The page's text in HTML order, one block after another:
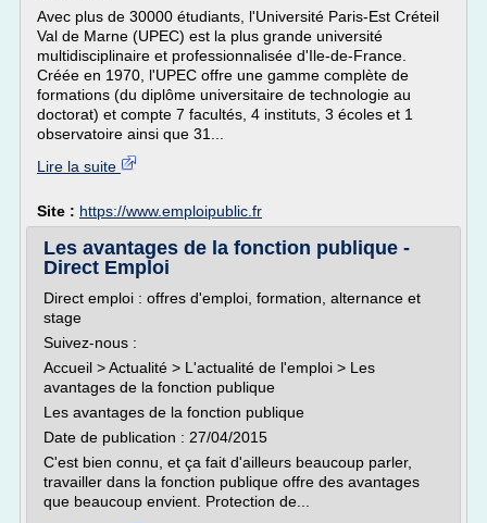
Avec plus de 30000 étudiants, l'Université Paris-Est Créteil
Val de Marne (UPEC) est la plus grande université
multidisciplinaire et professionnalisée d'Ile-de-France.
Créée en 1970, l'UPEC offre une gamme complète de
formations (du diplôme universitaire de technologie au
doctorat) et compte 7 facultés, 4 instituts, 3 écoles et 1
observatoire ainsi que 31...
Lire la suite
Site : https://www.emploipublic.fr
Les avantages de la fonction publique -
Direct Emploi
Direct emploi : offres d'emploi, formation, alternance et
stage
Suivez-nous :
Accueil > Actualité > L'actualité de l'emploi > Les
avantages de la fonction publique
Les avantages de la fonction publique
Date de publication : 27/04/2015
C'est bien connu, et ça fait d'ailleurs beaucoup parler,
travailler dans la fonction publique offre des avantages
que beaucoup envient. Protection de...